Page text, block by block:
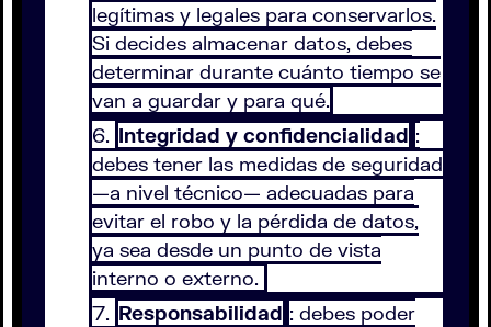
legítimas y legales para conservarlos.
Si decides almacenar datos, debes
determinar durante cuánto tiempo se
van a guardar y para qué.
Integridad y confidencialidad :
debes tener las medidas de seguridad
—a nivel técnico— adecuadas para
evitar el robo y la pérdida de datos,
ya sea desde un punto de vista
interno o externo.
Responsabilidad : debes poder